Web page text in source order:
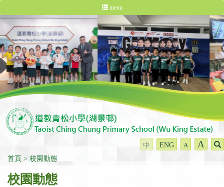
menu
中 ENG A A
首頁 校園動態
校園動態